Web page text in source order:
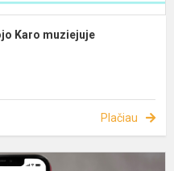
Karo muziejuje
Plačiau